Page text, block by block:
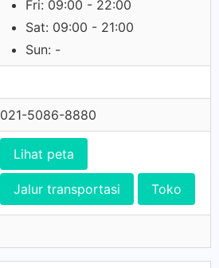
Fri: 09:00 - 22:00
Sat: 09:00 - 21:00
Sun: -
021-5086-8880
Lihat peta
Jalur transportasi Toko